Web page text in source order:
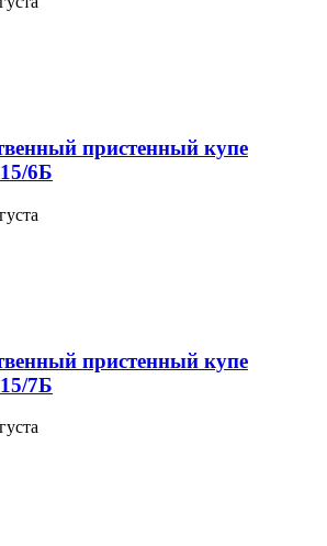
пристенный купе
6Б
пристенный купе
7Б